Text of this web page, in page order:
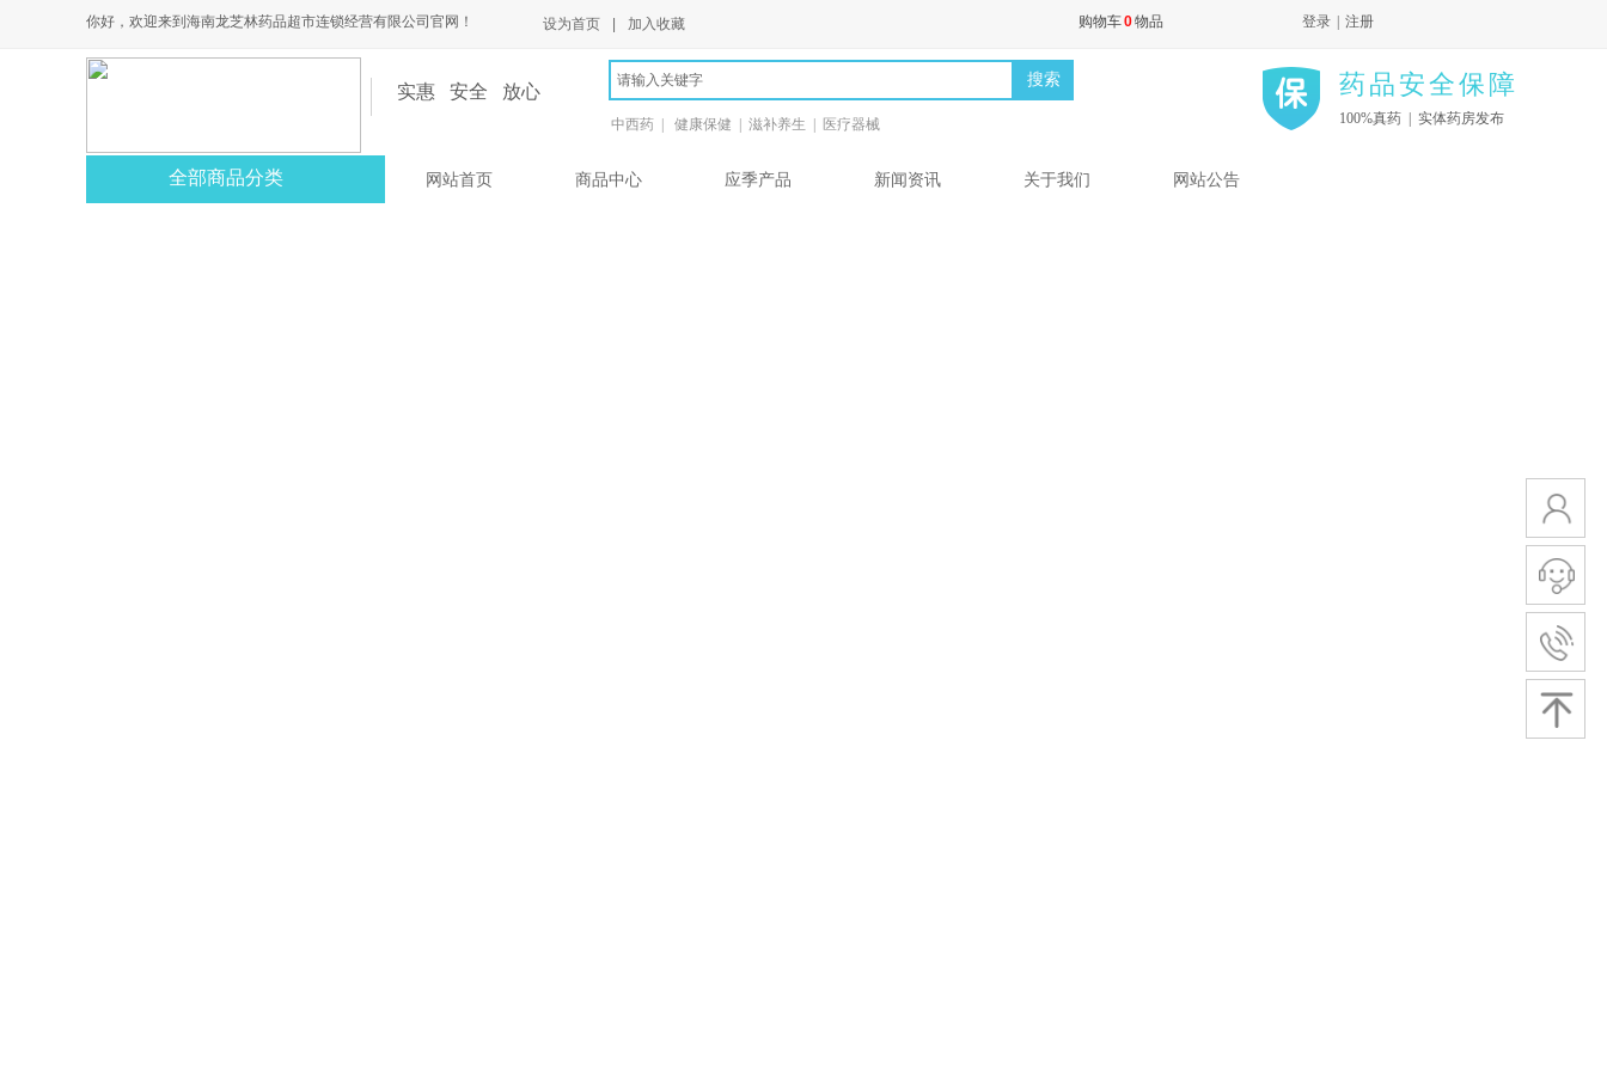
你好，欢迎来到海南龙芝林药品超市连锁经营有限公司官网！ 购物车0物品 登录 注册
设为首页 加入收藏
搜索 药品安全保障
实惠 安全 放心
100%真药 | 实体药房发布
中西药 | 健康保健 | 滋补养生 | 医疗器械
网站首页 商品中心 应季产品 新闻资讯 关于我们 网站公告
全部商品分类